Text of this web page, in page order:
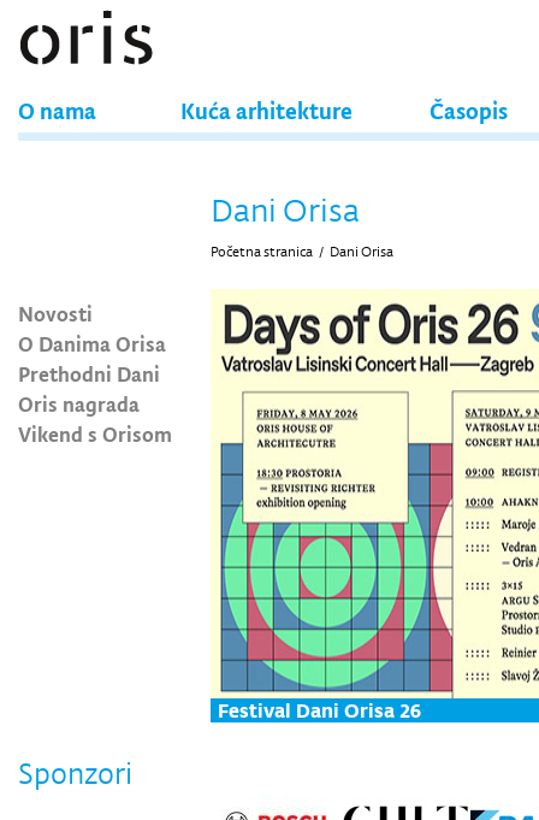
O nama Kuća arhitekture Časopis
Novosti
O Danima Orisa
Prethodni Dani
Oris nagrada
Vikend s Orisom
Dani Orisa
Početna stranica / Dani Orisa
Festival Dani Orisa 26
Sponzori